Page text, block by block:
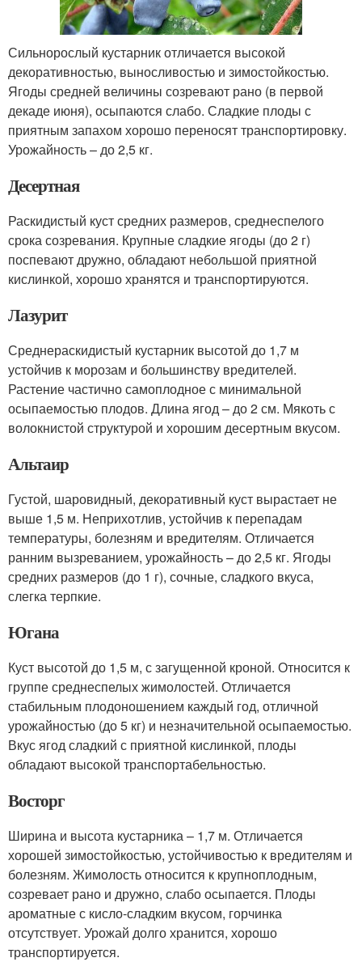
Сильнорослый кустарник отличается высокой
декоративностью, выносливостью и зимостойкостью.
Ягоды средней величины созревают рано (в первой
декаде июня), осыпаются слабо. Сладкие плоды с
приятным запахом хорошо переносят транспортировку.
Урожайность – до 2,5 кг.
Десертная
Раскидистый куст средних размеров, среднеспелого
срока созревания. Крупные сладкие ягоды (до 2 г)
поспевают дружно, обладают небольшой приятной
кислинкой, хорошо хранятся и транспортируются.
Лазурит
Среднераскидистый кустарник высотой до 1,7 м
устойчив к морозам и большинству вредителей.
Растение частично самоплодное с минимальной
осыпаемостью плодов. Длина ягод – до 2 см. Мякоть с
волокнистой структурой и хорошим десертным вкусом.
Альтаир
Густой, шаровидный, декоративный куст вырастает не
выше 1,5 м. Неприхотлив, устойчив к перепадам
температуры, болезням и вредителям. Отличается
ранним вызреванием, урожайность – до 2,5 кг. Ягоды
средних размеров (до 1 г), сочные, сладкого вкуса,
слегка терпкие.
Югана
Куст высотой до 1,5 м, с загущенной кроной. Относится к
группе среднеспелых жимолостей. Отличается
стабильным плодоношением каждый год, отличной
урожайностью (до 5 кг) и незначительной осыпаемостью.
Вкус ягод сладкий с приятной кислинкой, плоды
обладают высокой транспортабельностью.
Восторг
Ширина и высота кустарника – 1,7 м. Отличается
хорошей зимостойкостью, устойчивостью к вредителям и
болезням. Жимолость относится к крупноплодным,
созревает рано и дружно, слабо осыпается. Плоды
ароматные с кисло-сладким вкусом, горчинка
отсутствует. Урожай долго хранится, хорошо
транспортируется.